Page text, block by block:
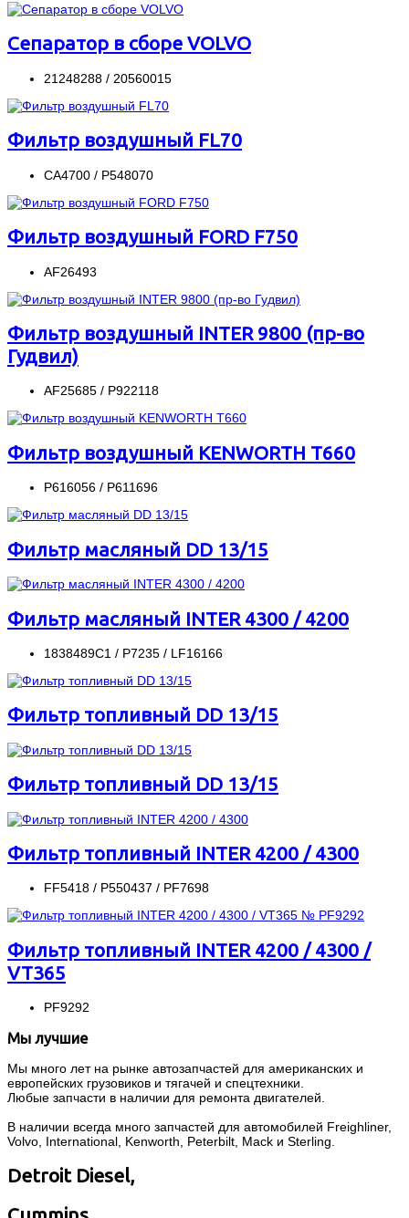
Сепаратор в сборе VOLVO
21248288 / 20560015
Фильтр воздушный FL70
CA4700 / P548070
Фильтр воздушный FORD F750
AF26493
Фильтр воздушный INTER 9800 (пр-во
Гудвил)
AF25685 / P922118
Фильтр воздушный KENWORTH T660
P616056 / P611696
Фильтр масляный DD 13/15
Фильтр масляный INTER 4300 / 4200
1838489C1 / P7235 / LF16166
Фильтр топливный DD 13/15
Фильтр топливный DD 13/15
Фильтр топливный INTER 4200 / 4300
FF5418 / P550437 / PF7698
Фильтр топливный INTER 4200 / 4300 /
VT365
PF9292
Мы лучшие
Мы много лет на рынке автозапчастей для американских и
европейских грузовиков и тягачей и спецтехники.
Любые запчасти в наличии для ремонта двигателей.
В наличии всегда много запчастей для автомобилей Freighliner,
Volvo, International, Kenworth, Peterbilt, Mack и Sterling.
Detroit Diesel,